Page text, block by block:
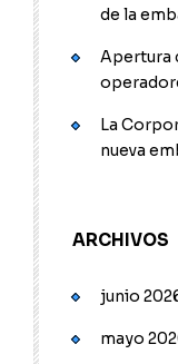
de la
Apertura
La
nueva
ARCHIVOS
junio
mayo